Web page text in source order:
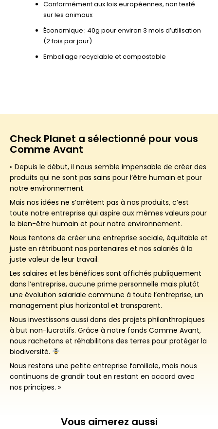
Conformément aux lois européennes, non testé
sur les animaux
Économique : 40g pour environ 3 mois d’utilisation
(2 fois par jour)
Emballage recyclable et compostable
Check Planet a sélectionné pour vous
Comme Avant
« Depuis le début, il nous semble impensable de créer des
produits qui ne sont pas sains pour l’être humain et pour
notre environnement.
Mais nos idées ne s’arrêtent pas à nos produits, c’est
toute notre entreprise qui aspire aux mêmes valeurs pour
le bien-être humain et pour notre environnement.
Nous tentons de créer une entreprise sociale, équitable et
juste en rétribuant nos partenaires et nos salariés à la
juste valeur de leur travail.
Les salaires et les bénéfices sont affichés publiquement
dans l’entreprise, aucune prime personnelle mais plutôt
une évolution salariale commune à toute l’entreprise, un
management plus horizontal et transparent.
Nous investissons aussi dans des projets philanthropiques
à but non-lucratifs. Grâce à notre fonds Comme Avant,
nous rachetons et réhabilitons des terres pour protéger la
biodiversité.
Nous restons une petite entreprise familiale, mais nous
continuons de grandir tout en restant en accord avec
nos principes. »
Vous aimerez aussi